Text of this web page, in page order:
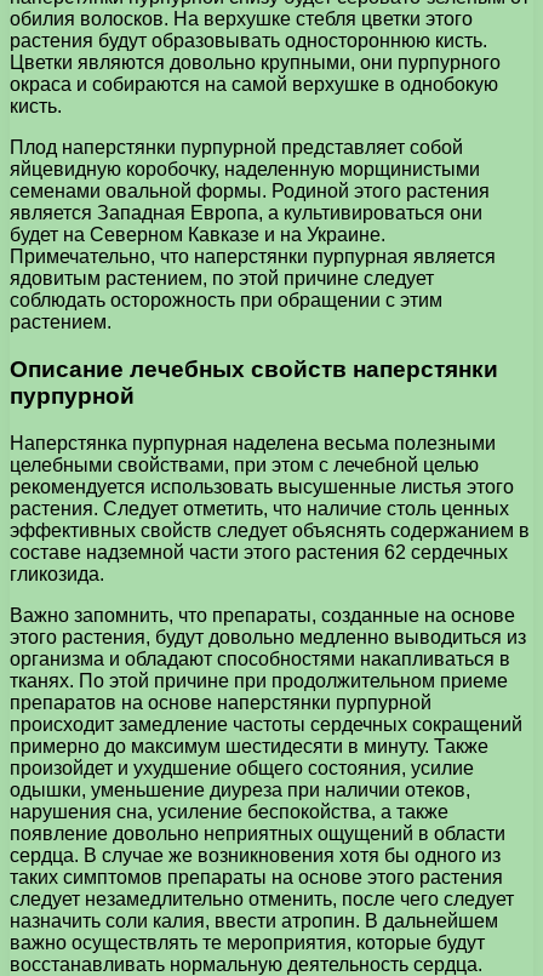
обилия волосков. На верхушке стебля цветки этого
растения будут образовывать одностороннюю кисть.
Цветки являются довольно крупными, они пурпурного
окраса и собираются на самой верхушке в однобокую
кисть.
Плод наперстянки пурпурной представляет собой
яйцевидную коробочку, наделенную морщинистыми
семенами овальной формы. Родиной этого растения
является Западная Европа, а культивироваться они
будет на Северном Кавказе и на Украине.
Примечательно, что наперстянки пурпурная является
ядовитым растением, по этой причине следует
соблюдать осторожность при обращении с этим
растением.
Описание лечебных свойств наперстянки
пурпурной
Наперстянка пурпурная наделена весьма полезными
целебными свойствами, при этом с лечебной целью
рекомендуется использовать высушенные листья этого
растения. Следует отметить, что наличие столь ценных
эффективных свойств следует объяснять содержанием в
составе надземной части этого растения 62 сердечных
гликозида.
Важно запомнить, что препараты, созданные на основе
этого растения, будут довольно медленно выводиться из
организма и обладают способностями накапливаться в
тканях. По этой причине при продолжительном приеме
препаратов на основе наперстянки пурпурной
происходит замедление частоты сердечных сокращений
примерно до максимум шестидесяти в минуту. Также
произойдет и ухудшение общего состояния, усилие
одышки, уменьшение диуреза при наличии отеков,
нарушения сна, усиление беспокойства, а также
появление довольно неприятных ощущений в области
сердца. В случае же возникновения хотя бы одного из
таких симптомов препараты на основе этого растения
следует незамедлительно отменить, после чего следует
назначить соли калия, ввести атропин. В дальнейшем
важно осуществлять те мероприятия, которые будут
восстанавливать нормальную деятельность сердца.